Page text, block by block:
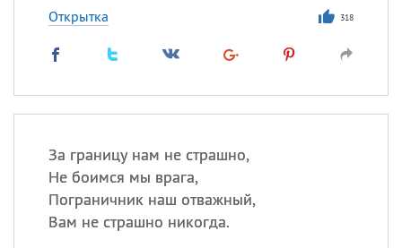
Открытка 318
За границу нам не страшно,
Не боимся мы врага,
Пограничник наш отважный,
Вам не страшно никогда.